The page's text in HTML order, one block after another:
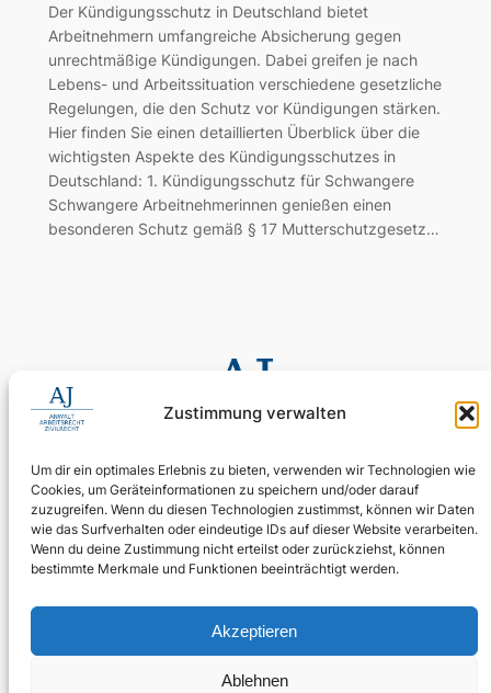
Zustimmung verwalten
Um dir ein optimales Erlebnis zu bieten, verwenden wir Technologien wie
Cookies, um Geräteinformationen zu speichern und/oder darauf
zuzugreifen. Wenn du diesen Technologien zustimmst, können wir Daten
wie das Surfverhalten oder eindeutige IDs auf dieser Website verarbeiten.
Wenn du deine Zustimmung nicht erteilst oder zurückziehst, können
bestimmte Merkmale und Funktionen beeinträchtigt werden.
Akzeptieren
Ablehnen
Der Kündigungsschutz in Deutschland bietet
Arbeitnehmern umfangreiche Absicherung gegen
unrechtmäßige Kündigungen. Dabei greifen je nach
Lebens- und Arbeitssituation verschiedene gesetzliche
Regelungen, die den Schutz vor Kündigungen stärken.
Hier finden Sie einen detaillierten Überblick über die
wichtigsten Aspekte des Kündigungsschutzes in
Deutschland: 1. Kündigungsschutz für Schwangere
Schwangere Arbeitnehmerinnen genießen einen
besonderen Schutz gemäß § 17 Mutterschutzgesetz…
0155 60 11 80 35
Digitale Assistenz: 030 4397 9215 90
24/7 erreichbar: Ihr Anliegen wird zuverlässig aufgenommen.
WhatsApp Business
kanzlei@ra-aj.de